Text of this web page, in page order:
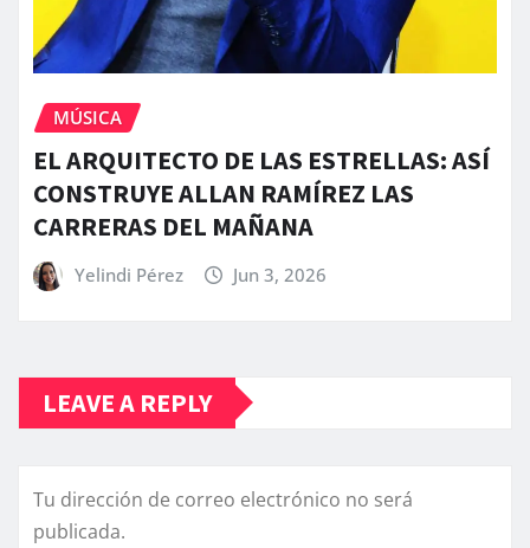
MÚSICA
EL ARQUITECTO DE LAS ESTRELLAS: ASÍ
CONSTRUYE ALLAN RAMÍREZ LAS
CARRERAS DEL MAÑANA
Yelindi Pérez Jun 3, 2026
LEAVE A REPLY
Tu dirección de correo electrónico no será
publicada.